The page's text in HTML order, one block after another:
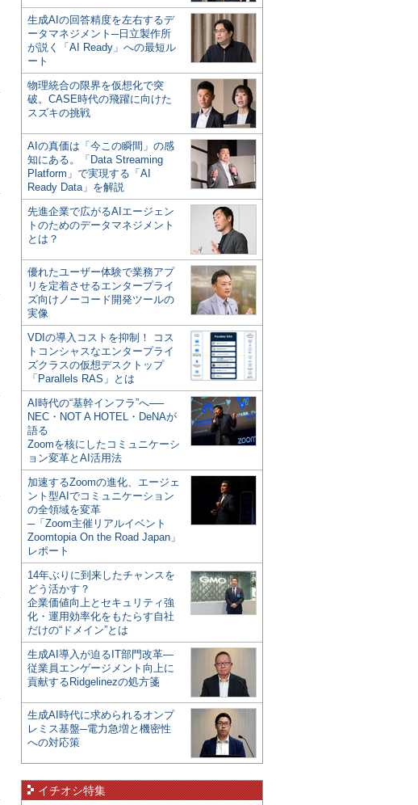
生成AIの回答精度を左右するデ
ータマネジメント─日立製作所
が説く「AI Ready」への最短ル
ート
物理統合の限界を仮想化で突
破。CASE時代の飛躍に向けた
スズキの挑戦
AIの真価は「今この瞬間」の感
知にある。「Data Streaming
Platform」で実現する「AI
Ready Data」を解説
先進企業で広がるAIエージェン
トのためのデータマネジメント
とは？
優れたユーザー体験で業務アプ
リを定着させるエンタープライ
ズ向けノーコード開発ツールの
実像
VDIの導入コストを抑制！ コス
トコンシャスなエンタープライ
ズクラスの仮想デスクトップ
「Parallels RAS」とは
AI時代の“基幹インフラ”へ──
NEC・NOT A HOTEL・DeNAが
語る
Zoomを核にしたコミュニケーシ
ョン変革とAI活用法
加速するZoomの進化、エージェ
ント型AIでコミュニケーション
の全領域を変革
─「Zoom主催リアルイベント
Zoomtopia On the Road Japan」
レポート
14年ぶりに到来したチャンスを
どう活かす？
企業価値向上とセキュリティ強
化・運用効率化をもたらす自社
だけの“ドメイン”とは
生成AI導入が迫るIT部門改革―
従業員エンゲージメント向上に
貢献するRidgelinezの処方箋
生成AI時代に求められるオンプ
レミス基盤─電力急増と機密性
への対応策
イチオシ特集